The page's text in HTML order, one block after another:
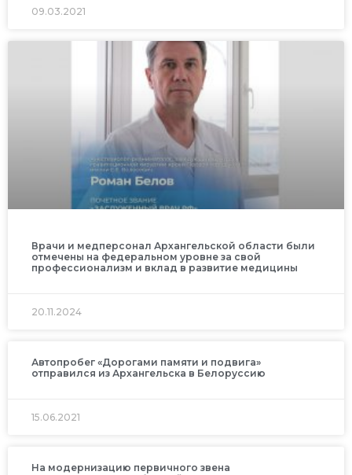
09.03.2021
Врачи и медперсонал Архангельской области были
отмечены на федеральном уровне за свой
профессионализм и вклад в развитие медицины
20.11.2024
Автопробег «Дорогами памяти и подвига»
отправился из Архангельска в Белоруссию
15.06.2021
На модернизацию первичного звена